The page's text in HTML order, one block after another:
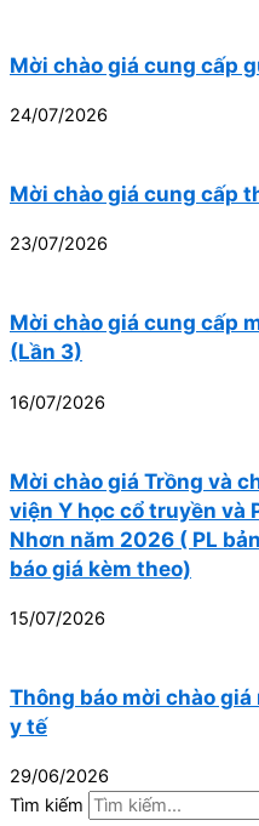
Mời chào giá cung cấp
24/07/2026
Mời chào giá cung cấp
23/07/2026
Mời chào giá cung cấp
(Lần 3)
16/07/2026
Mời chào giá Trồng và
viện Y học cổ truyền và
Nhơn năm 2026 ( PL
báo giá kèm theo)
15/07/2026
Thông báo mời chào
y tế
29/06/2026
Tìm kiếm